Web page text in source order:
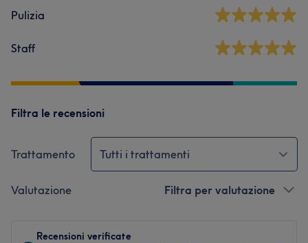
Pulizia
Staff
Filtra le recensioni
Trattamento Tutti i trattamenti
Valutazione Filtra per valutazione
Recensioni verificate